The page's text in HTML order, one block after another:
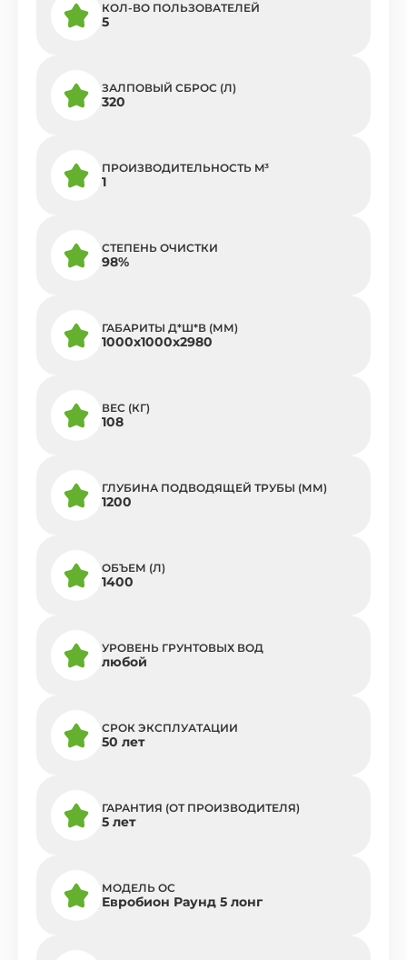
КОЛ-ВО ПОЛЬЗОВАТЕЛЕЙ
5
ЗАЛПОВЫЙ СБРОС (Л)
320
ПРОИЗВОДИТЕЛЬНОСТЬ M³
1
СТЕПЕНЬ ОЧИСТКИ
98%
ГАБАРИТЫ Д*Ш*В (ММ)
1000х1000х2980
ВЕС (КГ)
108
ГЛУБИНА ПОДВОДЯЩЕЙ ТРУБЫ (ММ)
1200
ОБЪЕМ (Л)
1400
УРОВЕНЬ ГРУНТОВЫХ ВОД
любой
СРОК ЭКСПЛУАТАЦИИ
50 лет
ГАРАНТИЯ (ОТ ПРОИЗВОДИТЕЛЯ)
5 лет
МОДЕЛЬ ОС
Евробион Раунд 5 лонг